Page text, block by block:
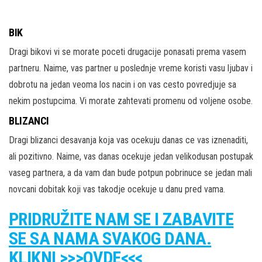
BIK
Dragi bikovi vi se morate poceti drugacije ponasati prema vasem
partneru. Naime, vas partner u poslednje vreme koristi vasu ljubav i
dobrotu na jedan veoma los nacin i on vas cesto povredjuje sa
nekim postupcima. Vi morate zahtevati promenu od voljene osobe.
BLIZANCI
Dragi blizanci desavanja koja vas ocekuju danas ce vas iznenaditi,
ali pozitivno. Naime, vas danas ocekuje jedan velikodusan postupak
vaseg partnera, a da vam dan bude potpun pobrinuce se jedan mali
novcani dobitak koji vas takodje ocekuje u danu pred vama.
PRIDRUŽITE NAM SE I ZABAVITE
SE SA NAMA SVAKOG DANA.
KLIKNI >>>OVDE<<<